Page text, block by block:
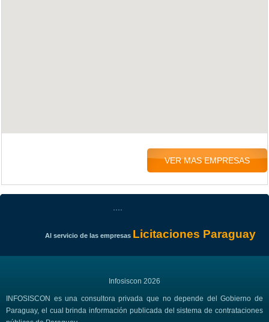
VER MAS EMPRESAS
Al servicio de las empresas Licitaciones Paraguay
Infosiscon 2026
INFOSISCON es una consultora privada que no depende del Gobierno de
Paraguay, el cual brinda información publicada del sistema de contrataciones